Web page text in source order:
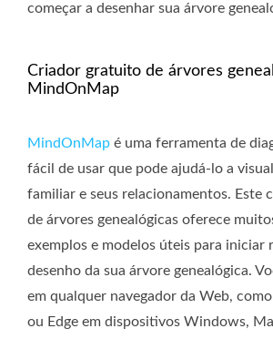
começar a desenhar sua árvore
Criador gratuito de árvores
MindOnMap
MindOnMap é uma ferramenta de
fácil de usar que pode ajudá-lo a
familiar e seus relacionamentos. Este
de árvores genealógicas oferece
exemplos e modelos úteis para iniciar
desenho da sua árvore genealógica.
em qualquer navegador da Web,
ou Edge em dispositivos Windows,